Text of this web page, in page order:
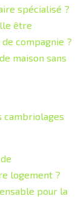
spécialisé ?
être
compagnie ?
maison sans
cambriolages
logement ?
pour la